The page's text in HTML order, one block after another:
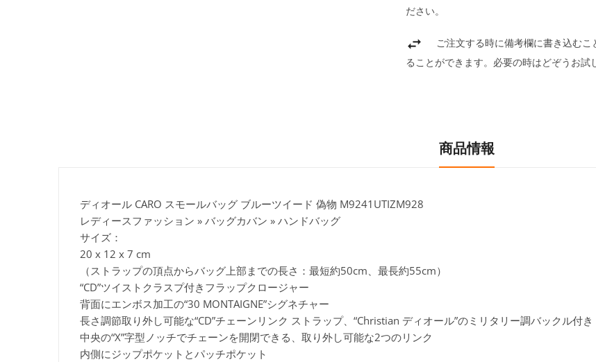
ださい。
ご注文する時に備考欄に書き込む
ることができます。必要の時はどぞうお試
商品情報
ディオール CARO スモールバッグ ブルーツイード 偽物 M9241UTIZM928
レディースファッション » バッグカバン » ハンドバッグ
サイズ：
20 x 12 x 7 cm
（ストラップの頂点からバッグ上部までの長さ：最短約50cm、最長約55cm）
“CD”ツイストクラスプ付きフラップクロージャー
背面にエンボス加工の“30 MONTAIGNE”シグネチャー
長さ調節取り外し可能な“CD”チェーンリンク ストラップ、“Christian ディオール”のミリタリー調バックル付き
中央の“X”字型ノッチでチェーンを開閉できる、取り外し可能な2つのリンク
内側にジップポケットとパッチポケット